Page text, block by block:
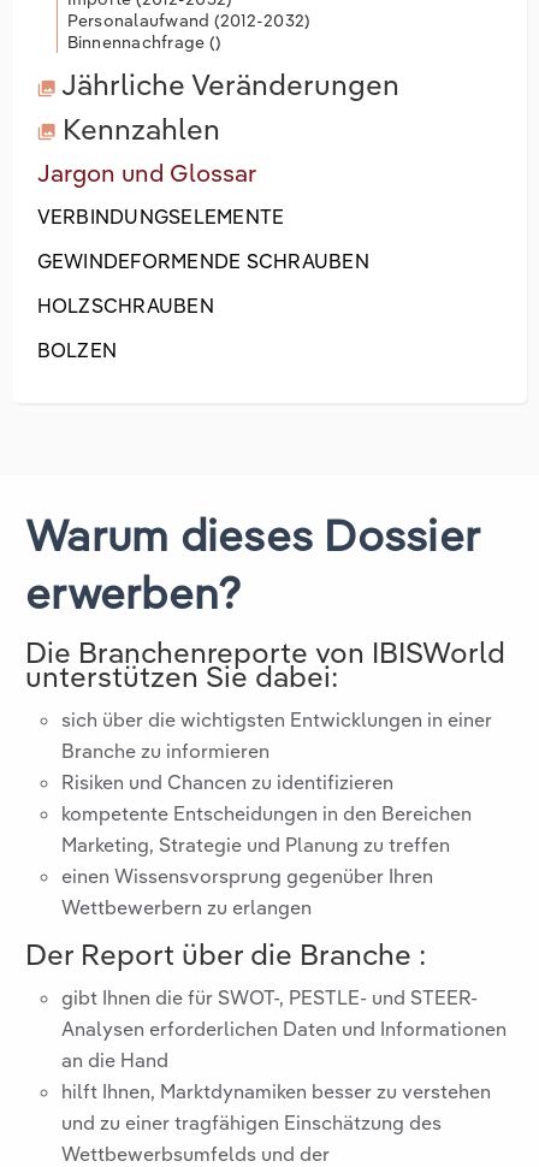
Personalaufwand (2012-2032)
Binnennachfrage ()
Jährliche Veränderungen
Kennzahlen
Jargon und Glossar
VERBINDUNGSELEMENTE
GEWINDEFORMENDE SCHRAUBEN
HOLZSCHRAUBEN
BOLZEN
Warum dieses Dossier
erwerben?
Die Branchenreporte von IBISWorld
unterstützen Sie dabei:
sich über die wichtigsten Entwicklungen in einer
Branche zu informieren
Risiken und Chancen zu identifizieren
kompetente Entscheidungen in den Bereichen
Marketing, Strategie und Planung zu treffen
einen Wissensvorsprung gegenüber Ihren
Wettbewerbern zu erlangen
Der Report über die Branche :
gibt Ihnen die für SWOT-, PESTLE- und STEER-
Analysen erforderlichen Daten und Informationen
an die Hand
hilft Ihnen, Marktdynamiken besser zu verstehen
und zu einer tragfähigen Einschätzung des
Wettbewerbsumfelds und der